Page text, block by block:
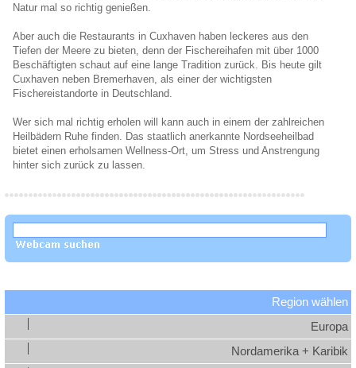
Natur mal so richtig genießen.
Aber auch die Restaurants in Cuxhaven haben leckeres aus den
Tiefen der Meere zu bieten, denn der Fischereihafen mit über 1000
Beschäftigten schaut auf eine lange Tradition zurück. Bis heute gilt
Cuxhaven neben Bremerhaven, als einer der wichtigsten
Fischereistandorte in Deutschland.
Wer sich mal richtig erholen will kann auch in einem der zahlreichen
Heilbädern Ruhe finden. Das staatlich anerkannte Nordseeheilbad
bietet einen erholsamen Wellness-Ort, um Stress und Anstrengung
hinter sich zurück zu lassen.
Region wählen
Europa
Nordamerika + Karibik